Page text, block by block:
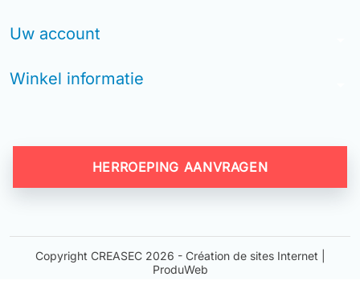
Uw account
Winkel informatie
HERROEPING AANVRAGEN
Copyright CREASEC 2026 - Création de sites Internet |
ProduWeb